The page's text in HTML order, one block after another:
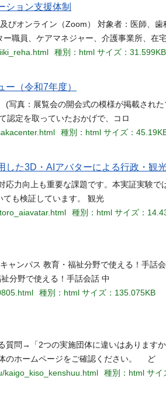
ション支援体制
オンライン（Zoom） 対象者：医師、歯
職員、ケアマネジャー、介護事業所、在
種別：html サイズ：31.599KB
（令和7年度）
写真：展覧会の開会式の模様が掲載され
定を取っていたおかげで、コロ
種別：html サイズ：
た3D・AIアバターによる行政・観
力向上も重要な課題です。本実証実験で
も検証しています。 観光
種別：html サイズ：
ャンパス 教育・福祉分野で使える！手話
分野で使える！手話会話 中
種別：html サイズ：135.075KB
質問→「2つの実施団体に違いはありま
のホームページをご確認ください。 ど
kaigo_kiso_kenshuu.html
種別：html サイ